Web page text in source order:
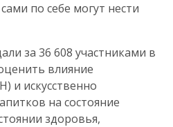
по себе могут нести
за 36 608 участниками в
влияние
и искусственно
на состояние
здоровья,